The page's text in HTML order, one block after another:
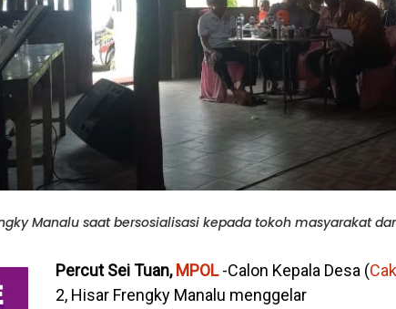
Manalu saat bersosialisasi kepada tokoh masyarakat
Percut Sei Tuan, MPOL-Calon Kepala Desa (
2, Hisar Frengky Manalu menggelar